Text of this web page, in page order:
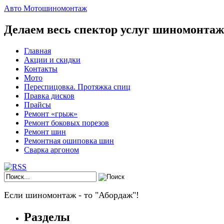
Авто Мотошиномонтаж
Делаем весь спектор услуг
Главная
Акции и скидки
Контакты
Мото
Переспицовка. Протяжка спиц
Правка дисков
Прайсы
Ремонт «грыж»
Ремонт боковых порезов
Ремонт шин
Ремонтная ошиповка шин
Сварка аргоном
Если шиномонтаж - то "Абордаж"!
Разделы